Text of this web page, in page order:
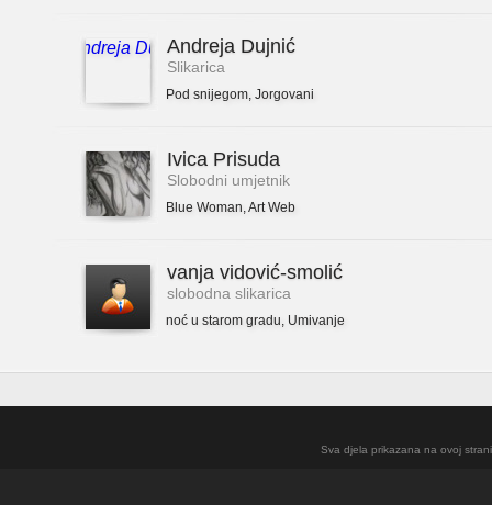
Andreja Dujnić
Slikarica
Pod snijegom, Jorgovani
Ivica Prisuda
Slobodni umjetnik
Blue Woman,Art Web
vanja vidović-smolić
slobodna slikarica
noć u starom gradu, Umivanje
Sva djela prikazana na ovoj